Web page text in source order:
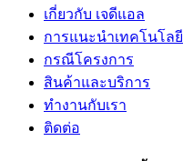
เกี่ยวกับ เจดีแอล
การแนะนำเทคโนโลยี
กรณีโครงการ
สินค้าและบริการ
ทำงานกับเรา
ติดต่อ